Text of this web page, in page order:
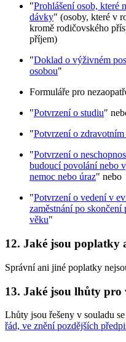
"Prohlášení osob, které
dávky" (osoby, které v
kromě rodičovského
příjem)
"Doklad o výživném
osobou"
Formuláře pro
"Potvrzení o studiu"
"Potvrzení o zdravotním
"Potvrzení o
budoucí povolání nebo
nemoc nebo úraz" nebo
"Potvrzení o vedení v
zaměstnání po
věku"
12. Jaké jsou poplatky
Správní ani jiné poplatky
13. Jaké jsou lhůty pro
Lhůty jsou řešeny v souladu se
řád, ve znění pozdějších